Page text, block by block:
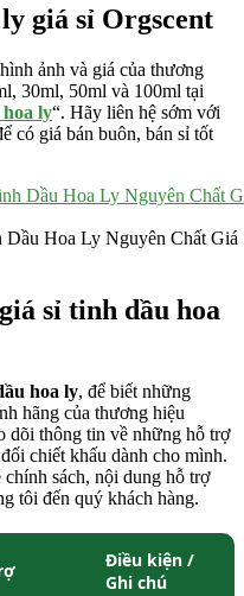
giá sỉ Orgscent
ảnh và giá của thương
30ml, 50ml và 100ml tại
ly“. Hãy liên hệ sớm với
có giá bán buôn, bán sỉ tốt
Dầu Hoa Ly Nguyên Chất
sỉ tinh dầu hoa
hoa ly, để biết những
hãng của thương hiệu
dõi thông tin về những hỗ trợ
chiết khấu dành cho mình.
sách, nội dung hỗ trợ
tôi đến quý khách hàng.
Điều kiện /
Ghi chú